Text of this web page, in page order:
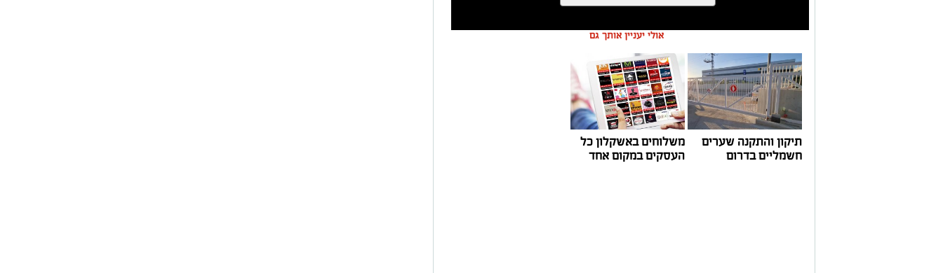
אולי יעניין אותך גם
תיקון והתקנה שערים
חשמליים בדרום
משלוחים באשקלון כל
העסקים במקום אחד